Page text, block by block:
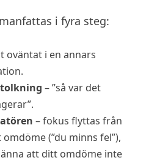
i fyra steg:
oväntat i en annars
– ”så var det
– fokus flyttas från
(”du minns fel”),
att ditt omdöme inte